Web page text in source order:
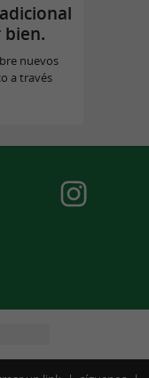
bien.
nuevos
a través